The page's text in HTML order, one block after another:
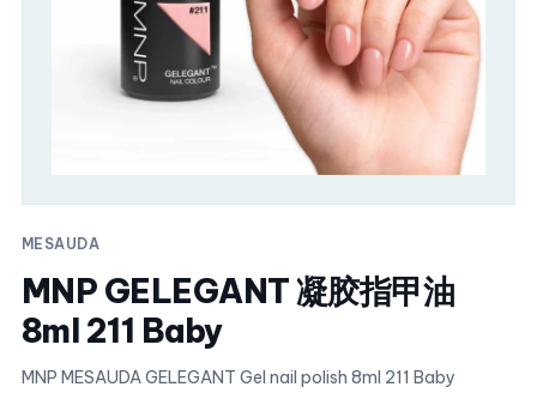
MESAUDA
MNP GELEGANT 凝胶指甲油
8ml 211 Baby
MNP MESAUDA GELEGANT Gel nail polish 8ml 211 Baby